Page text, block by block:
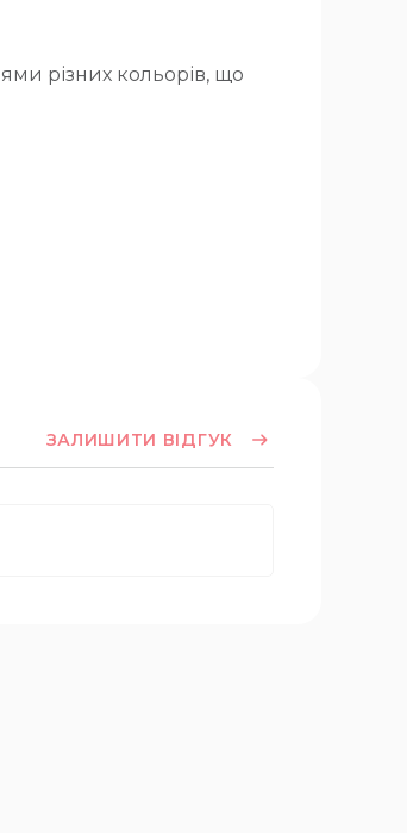
різних кольорів, що
ЗАЛИШИТИ ВІДГУК